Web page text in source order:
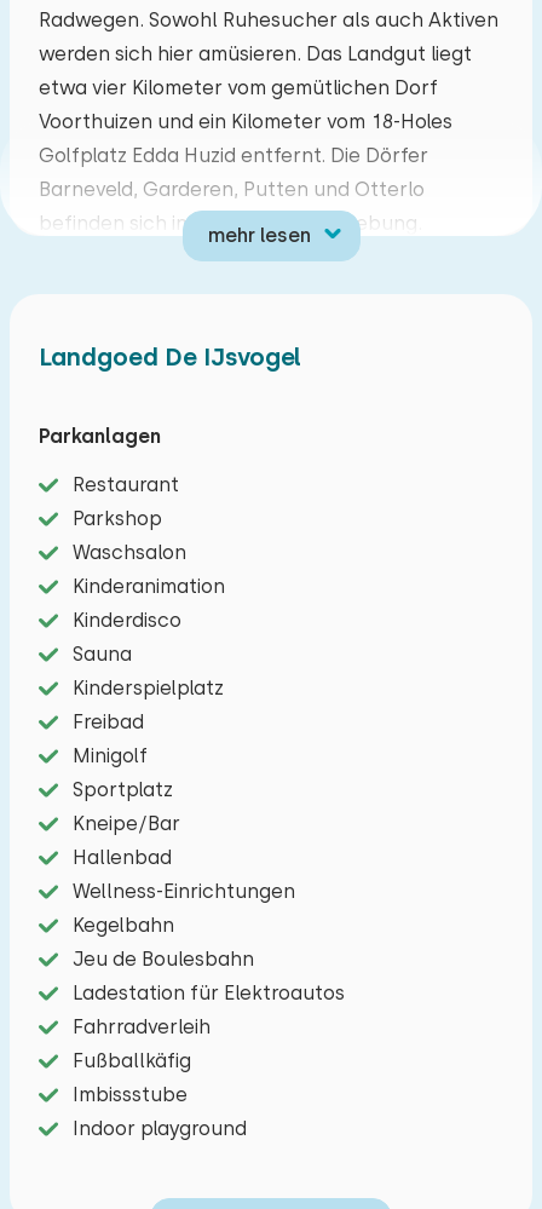
Radwegen. Sowohl Ruhesucher als auch Aktiven
werden sich hier amüsieren. Das Landgut liegt
etwa vier Kilometer vom gemütlichen Dorf
Voorthuizen und ein Kilometer vom 18-Holes
Golfplatz Edda Huzid entfernt. Die Dörfer
Barneveld, Garderen, Putten und Otterlo
befinden sich in der direkten Umgebung.
Küche ist mit einem Geschirrspüler, Mikrowelle,
Kühlschrank, Vier-Flammen-Herd und einer
mit zwei Einzelbetten . Ein Schlafzimmer befindet
sich im Erdgeschoss befindet. Das Badezimmer
verfügt über eine Badewanne oder Dusche und
WC. Überdachte Terrasse mit Gartenmöbeln .
mehr lesen
03 04 05 06 07 08 09
10 11 12 13 14 15
17 18 19 20 21 22
Landgoed De IJsvogel
Parkanlagen
Restaurant
Parkshop
Waschsalon
Kinderanimation
Kinderdisco
Sauna
Kinderspielplatz
Freibad
Minigolf
Sportplatz
Kneipe/Bar
Hallenbad
Wellness-Einrichtungen
Kegelbahn
Jeu de Boulesbahn
Ladestation für Elektroautos
Fahrradverleih
Fußballkäfig
Imbissstube
Indoor playground